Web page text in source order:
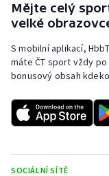
Mějte celý
velké
S mobilní aplikací,
máte ČT sport vždy
bonusový obsah
SOCIÁLNÍ SÍTĚ